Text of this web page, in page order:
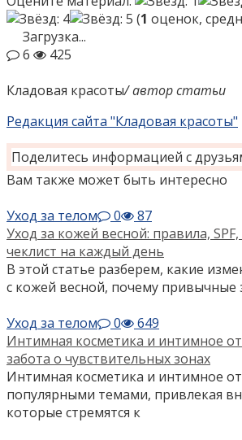
(1 оценок,
Загрузка...
6
425
Кладовая красоты/ автор статьи
Редакция сайта "Кладовая красоты"
Поделитесь информацией с
Вам также может быть интересно
Уход за телом
0
87
Уход за кожей весной: правила,
чеклист на каждый день
В этой статье разберем, какие
с кожей весной, почему привычные
Уход за телом
0
649
Интимная косметика и интимное
забота о чувствительных зонах
Интимная косметика и интимное
популярными темами, привлекая
которые стремятся к